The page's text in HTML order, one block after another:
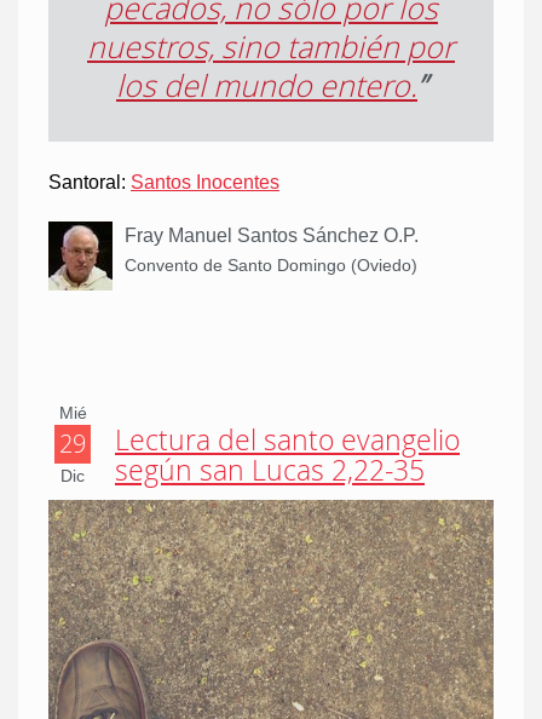
nuestros, sino también por
los del mundo entero.”
Santoral: Santos Inocentes
Fray Manuel Santos Sánchez O.P.
Convento de Santo Domingo (Oviedo)
Mié
29
Dic
Lectura del santo evangelio
según san Lucas 2,22-35